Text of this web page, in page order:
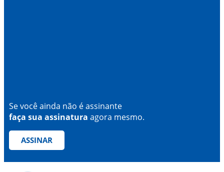
Se você ainda não é assinante
faça sua assinatura agora mesmo.
ASSINAR